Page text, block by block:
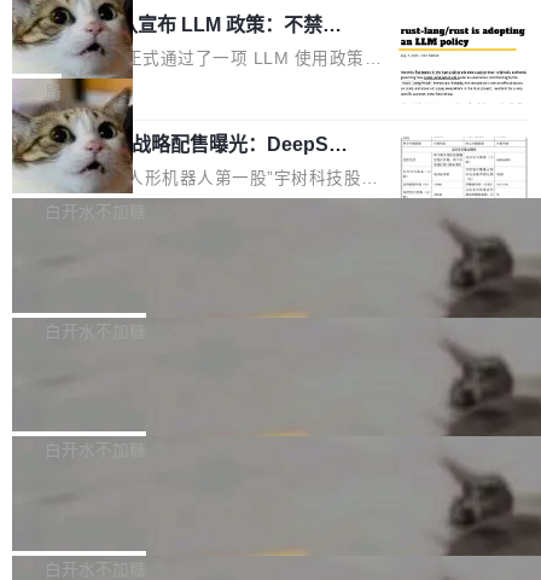
配、功耗与稳定性调优、兼容性测评及统一互联
等内容展开系统讲解和实战交流，帮助企业进一
步了解开源鸿蒙在智能...
Hub 员工 kdaigle 在 HN 讨论中贴出了一组数
据：2025 年全年 10 亿次 commit。现在，每周
2.75 亿次，全年预计 140 亿次。GitHub...
ontinual Harness。在 ARC-AGI 3 基准测试
上，Prime Agent + Opus 5 的组合达到了 95.
5% RHAE Best@1，超过了 ARC 报告的人类专
家基线 95.4%。 不是又一个 coding agent 包装
器 Prime Agent 的架构和市面上大多数 coding
agent 有本质区别。大多数 agent harness 的设
计是基于早期模型的能力—...
Rust 项目团队宣布 LLM 政策：不禁
止，但你要承认哪些代码不是你写的
Rust 语言项目正式通过了一项 LLM 使用政策，
覆盖 rust-lang/rust 单一仓库的代码贡献。这不
是项目级别的官方立场，目前由五个团队采纳，
但它可能是主流开源项目中关于 AI 辅助贡献最
细致的一份规则。 政策的核心只有一句话：LLM
可以用来分析、提炼、审阅、建议，但不能用来
不得生成涉及安全性的关键变更，除非作者本身
局
宇树科技 IPO 战略配售曝光：DeepSe
ek 获配 93.3 万股，锁定 36 个月
8月6日晚间，“人形机器人第一股”宇树科技股份
有限公司披露IPO发行价格及战略配售结果，杭
36个月。 公告显示，本次宇树科技战略配售对
员工参与设立的专项资产管理计划。其中，Dee
获配9...
白开水不加糖
Bug fixes and enhancements 修复多次传递同
一个回归问题，该问题导致拉取镜像时会拒绝包
题，该问题可能导致在旧版 Linux 内核...
白开水不加糖
e 孵化器项目管理委员会（IPMC）投票中获得
P）！这一里程碑不仅标志着 Fluss 迈入新的发
白开水不加糖
长期停止内容更新，未能实现其作为“AI版维基百
白开水不加糖